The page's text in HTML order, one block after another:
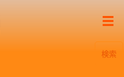
検索